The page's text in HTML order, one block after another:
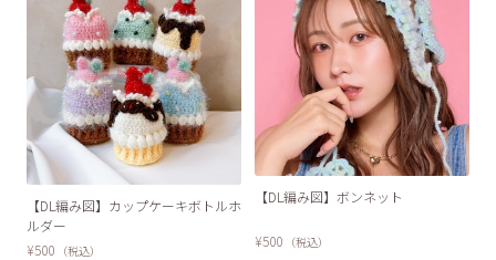
【DL編み図】カップケーキボトルホ
ルダー
¥500 （税込）
【DL編み図】ボンネット
¥500 （税込）